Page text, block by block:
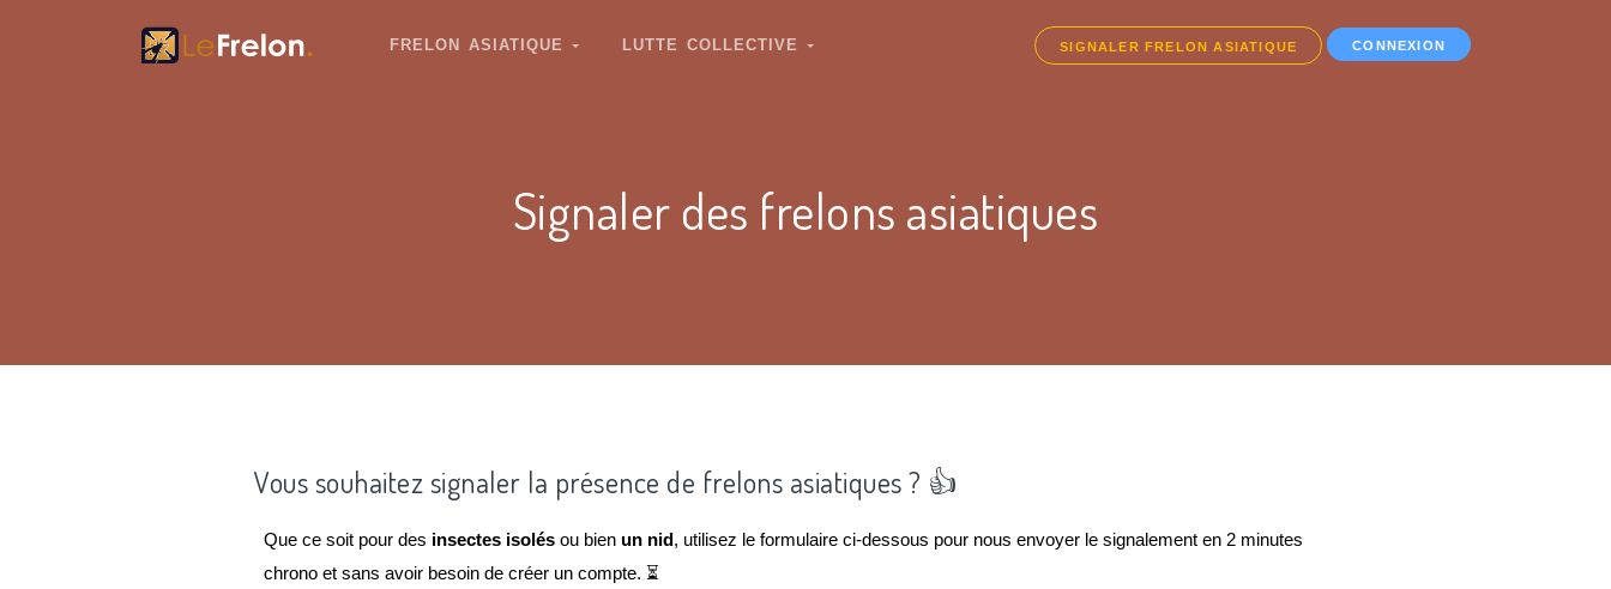
FRELON ASIATIQUE LUTTE COLLECTIVE SIGNALER FRELON ASIATIQUE CONNEXION
Signaler des frelons asiatiques
Vous souhaitez signaler la présence de frelons asiatiques ? 👍
Que ce soit pour des insectes isolés ou bien un nid, utilisez le formulaire ci-dessous pour nous envoyer le signalement en 2 minutes
chrono et sans avoir besoin de créer un compte. ⏳